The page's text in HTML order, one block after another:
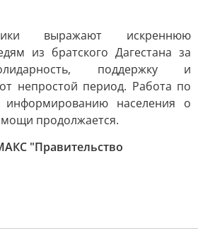
выражают искреннюю
из братского Дагестана за
поддержку и
непростой период. Работа по
информированию населения о
продолжается.
"Правительство